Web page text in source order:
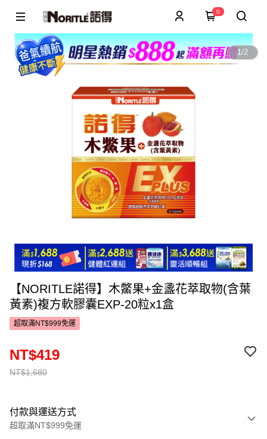
0
1/2
【NORITLE諾得】木鱉果+金盞花萃取物(含葉
黃素)複方軟膠囊EXP-20粒x1盒
超取滿NT$999免運
NT$1,680
NT$419
付款與運送方式
超取滿NT$999免運